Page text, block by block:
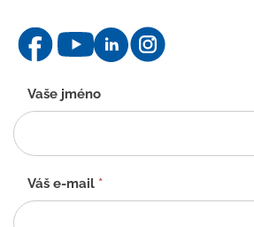
Kontaktní
formulář
-
CZ
Vaše jméno
Váš e-mail *